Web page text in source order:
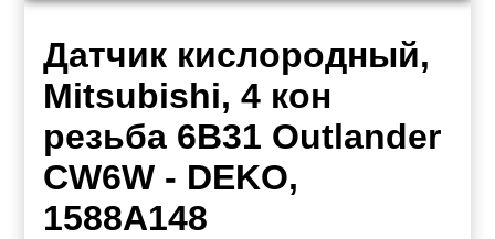
Датчик кислородный,
Mitsubishi, 4 кон
резьба 6B31 Outlander
CW6W - DEKO,
1588A148